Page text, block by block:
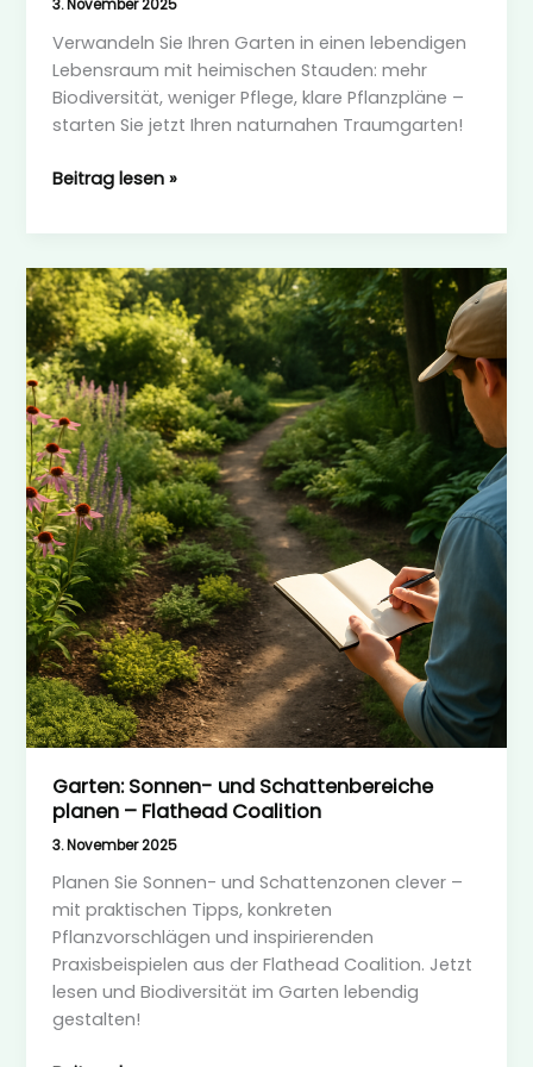
3. November 2025
Verwandeln Sie Ihren Garten in einen lebendigen
Lebensraum mit heimischen Stauden: mehr
Biodiversität, weniger Pflege, klare Pflanzpläne –
starten Sie jetzt Ihren naturnahen Traumgarten!
Flathead
Heimische
im
Garten
Beitrag lesen »
Garten: Sonnen- und Schattenbereiche
planen – Flathead Coalition
3. November 2025
Planen Sie Sonnen- und Schattenzonen clever –
mit praktischen Tipps, konkreten
Pflanzvorschlägen und inspirierenden
Praxisbeispielen aus der Flathead Coalition. Jetzt
lesen und Biodiversität im Garten lebendig
gestalten!